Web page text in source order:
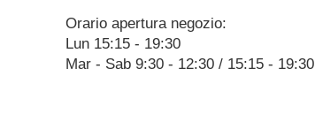
Orario apertura negozio:
Lun 15:15 - 19:30
Mar - Sab 9:30 - 12:30 / 15:15 - 19:30